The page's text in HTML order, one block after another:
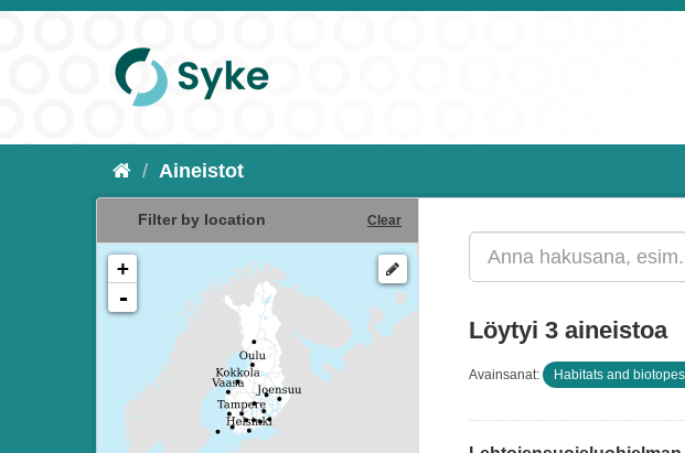
Aineistot
Filter by location Clear
+
-
Löytyi 3 aineistoa
Avainsanat: Habitats and biotopes